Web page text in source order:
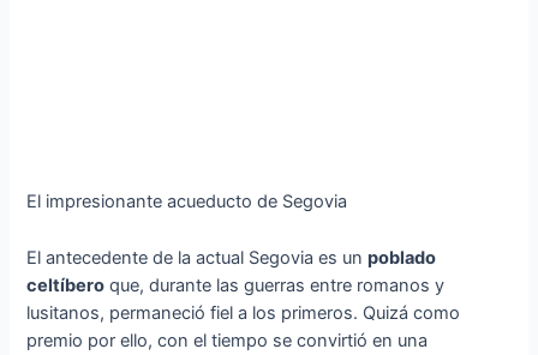
El impresionante acueducto de Segovia
El antecedente de la actual Segovia es unpoblado
celtíbero que, durante las guerras entre romanos y
lusitanos, permaneció fiel a los primeros. Quizá como
premio por ello, con el tiempo se convirtió en una